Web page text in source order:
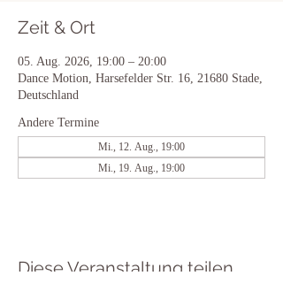
Zeit & Ort
05. Aug. 2026, 19:00 – 20:00
Dance Motion, Harsefelder Str. 16, 21680 Stade,
Deutschland
Andere Termine
Mi., 12. Aug., 19:00
Mi., 19. Aug., 19:00
Diese Veranstaltung teilen